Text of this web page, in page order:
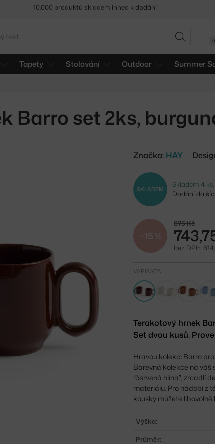
HLEDAT
Tapety Stolování Outdoor Summer
0
Barro set 2ks,
Značka: HAY
SKLADEM
Skladem 4 ks
Dodání
−15 %
875 Kč
bez DPH:
VARIANTA
Terakotový hrnek
Set dvou kusů.
Hravou kolekci Barro
Barevná kolekce na váš
“červená hlína”, zrcadlí
materiálu. Pro nádobí z
kousky můžete libovolně
Výška:
Průměr:
Sleva 5 % pro odběratelenewsletteru